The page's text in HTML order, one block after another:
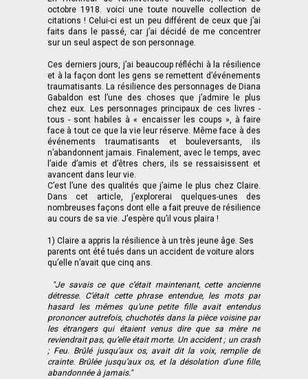
octobre 1918. voici une toute nouvelle collection de
citations ! Celui-ci est un peu différent de ceux que j’ai
faits dans le passé, car j’ai décidé de me concentrer
sur un seul aspect de son personnage.
Ces derniers jours, j’ai beaucoup réfléchi à la résilience
et à la façon dont les gens se remettent d’événements
traumatisants. La résilience des personnages de Diana
Gabaldon est l’une des choses que j’admire le plus
chez eux. Les personnages principaux de ces livres -
tous - sont habiles à « encaisser les coups », à faire
face à tout ce que la vie leur réserve. Même face à des
événements traumatisants et bouleversants, ils
n’abandonnent jamais. Finalement, avec le temps, avec
l’aide d’amis et d’êtres chers, ils se ressaisissent et
avancent dans leur vie.
C’est l’une des qualités que j’aime le plus chez Claire.
Dans cet article, j’explorerai quelques-unes des
nombreuses façons dont elle a fait preuve de résilience
au cours de sa vie. J’espère qu’il vous plaira !
1) Claire a appris la résilience à un très jeune âge. Ses
parents ont été tués dans un accident de voiture alors
qu’elle n’avait que cinq ans.
"Je savais ce que c’était maintenant, cette ancienne
détresse. C’était cette phrase entendue, les mots par
hasard les mêmes qu’une petite fille avait entendus
prononcer autrefois, chuchotés dans la pièce voisine par
les étrangers qui étaient venus dire que sa mère ne
reviendrait pas, qu’elle était morte. Un accident ; un crash
; Feu. Brûlé jusqu’aux os, avait dit la voix, remplie de
crainte. Brûlée jusqu’aux os, et la désolation d’une fille,
abandonnée à jamais."